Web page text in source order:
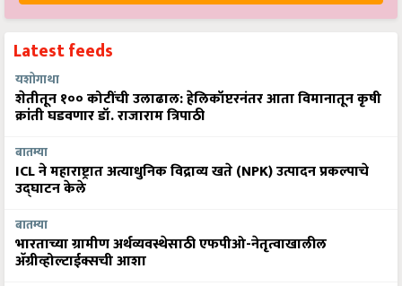
Latest feeds
यशोगाथा
शेतीतून १०० कोटींची उलाढाल: हेलिकॉप्टरनंतर आता विमानातून कृषी
क्रांती घडवणार डॉ. राजाराम त्रिपाठी
बातम्या
ICL ने महाराष्ट्रात अत्याधुनिक विद्राव्य खते (NPK) उत्पादन प्रकल्पाचे
उद्घाटन केले
बातम्या
भारताच्या ग्रामीण अर्थव्यवस्थेसाठी एफपीओ-नेतृत्वाखालील
अ‍ॅग्रीव्होल्टाईक्सची आशा